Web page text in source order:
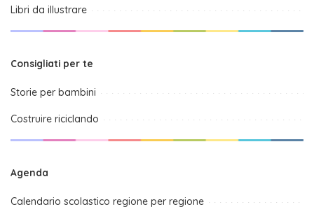
Libri da illustrare
Consigliati per te
Storie per bambini
Costruire riciclando
Agenda
Calendario scolastico regione per regione